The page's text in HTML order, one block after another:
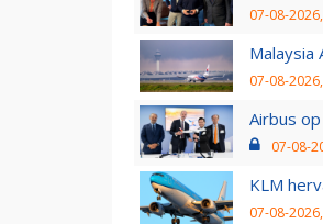
07-08-
Malaysia
07-08-
Airbus
07-08-
KLM
07-08-